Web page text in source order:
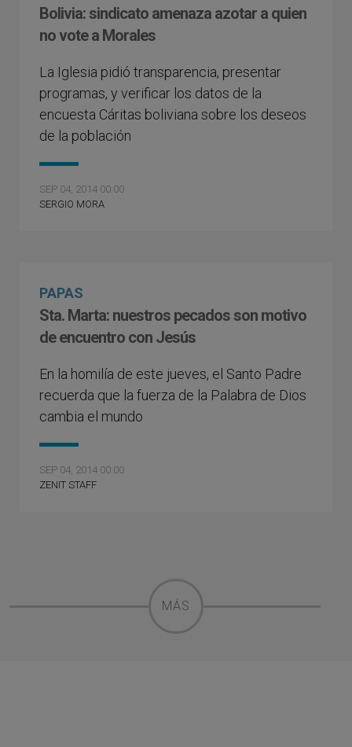
Bolivia: sindicato amenaza azotar a quien
no vote a Morales
La Iglesia pidió transparencia, presentar
programas, y verificar los datos de la
encuesta Cáritas boliviana sobre los deseos
de la población
SEP 04, 2014 00:00
SERGIO MORA
PAPAS
Sta. Marta: nuestros pecados son motivo
de encuentro con Jesús
En la homilía de este jueves, el Santo Padre
recuerda que la fuerza de la Palabra de Dios
cambia el mundo
SEP 04, 2014 00:00
ZENIT STAFF
MÁS